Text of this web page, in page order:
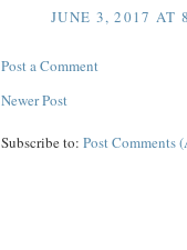
JUNE 3, 2017 AT
Post a Comment
Newer Post
Subscribe to: Post Comments